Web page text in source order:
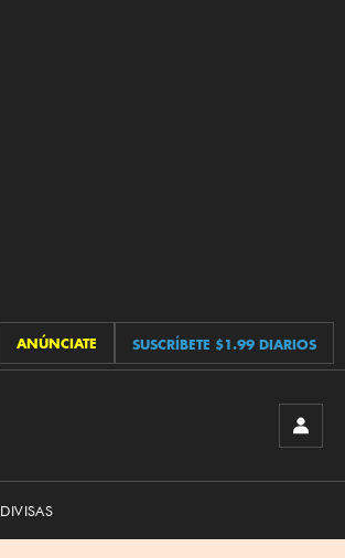
ANÚNCIATE SUSCRÍBETE $1.99 DIARIOS
DIVISAS